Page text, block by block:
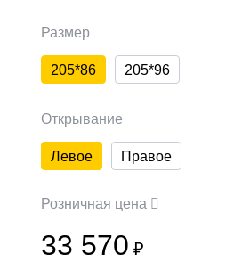
Размер
205*86 205*96
Открывание
Левое Правое
Розничная цена
33 570 ₽